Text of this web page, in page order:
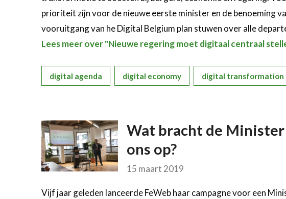
prioriteit zijn voor de nieuwe eerste minister en de benoeming
vooruitgang van he Digital Belgium plan stuwen over alle
Lees meer over "Nieuwe regering moet digitaal centraal
digital agenda digital economy digital transformation
Wat bracht de
ons op?
15 maart 2019
Vijf jaar geleden lanceerde FeWeb haar campagne voor een